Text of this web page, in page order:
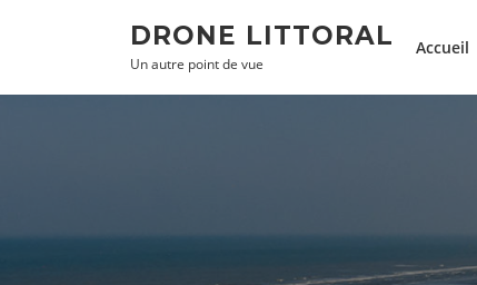
DRONE LITTORAL
Un autre point de vue
Accueil